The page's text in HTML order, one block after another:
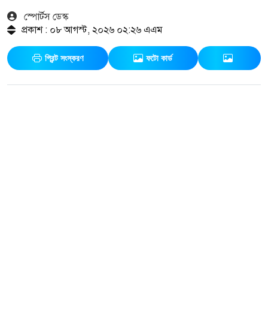
স্পোর্টস ডেস্ক
প্রকাশ : ০৮ আগস্ট, ২০২৬ ০২:২৬ এএম
প্রিন্ট সংস্করণ ফটো কার্ড